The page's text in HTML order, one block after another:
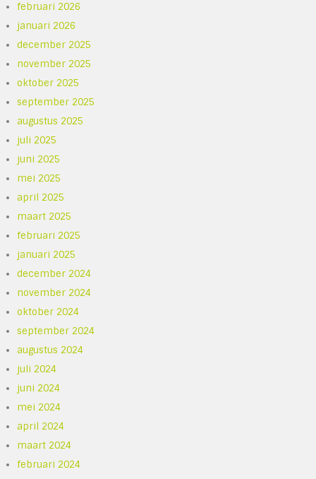
februari 2026
januari 2026
december 2025
november 2025
oktober 2025
september 2025
augustus 2025
juli 2025
juni 2025
mei 2025
april 2025
maart 2025
februari 2025
januari 2025
december 2024
november 2024
oktober 2024
september 2024
augustus 2024
juli 2024
juni 2024
mei 2024
april 2024
maart 2024
februari 2024